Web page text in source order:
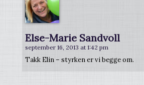
Else-Marie Sandvoll
september 16, 2013 at 1:42 pm
Takk Elin – styrken er vi begge om.